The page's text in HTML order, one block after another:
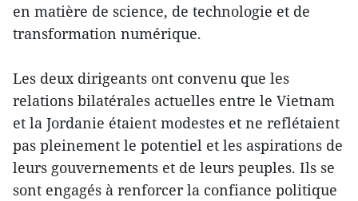
en matière de science, de technologie et de
transformation numérique.
Les deux dirigeants ont convenu que les
relations bilatérales actuelles entre le Vietnam
et la Jordanie étaient modestes et ne reflétaient
pas pleinement le potentiel et les aspirations de
leurs gouvernements et de leurs peuples. Ils se
sont engagés à renforcer la confiance politique